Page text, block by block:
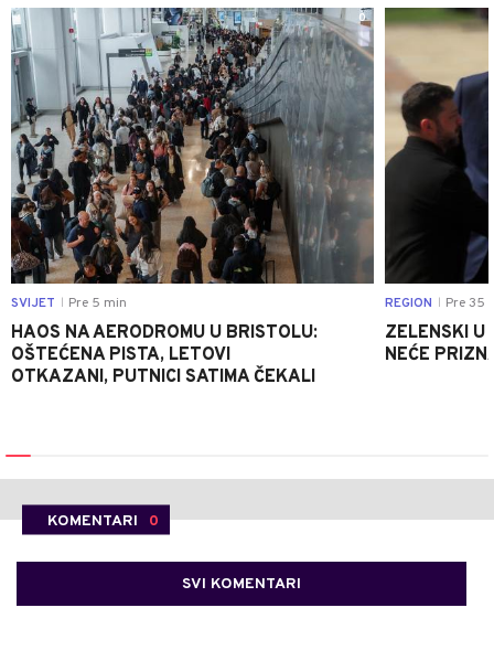
0
SVIJET Pre 5 min
HAOS NA AERODROMU U BRISTOLU:
OŠTEĆENA PISTA, LETOVI
OTKAZANI, PUTNICI SATIMA ČEKALI
REGION Pre 35
ZELENSKI U
NEĆE
KOMENTARI 0
SVI KOMENTARI